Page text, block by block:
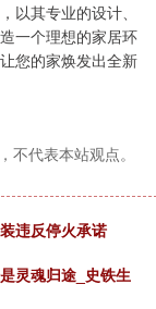
以其专业的设计、
一个理想的家居环
您的家焕发出全新
不代表本站观点。
违反停火承诺
灵魂归途_史铁生